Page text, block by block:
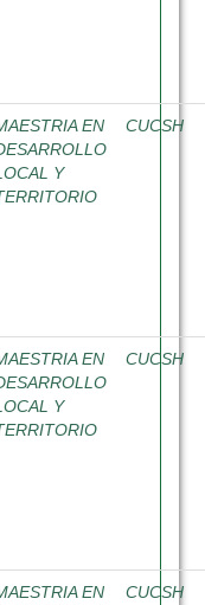
EN
Y
CUCSH
EN
Y
CUCSH
EN
CUCSH